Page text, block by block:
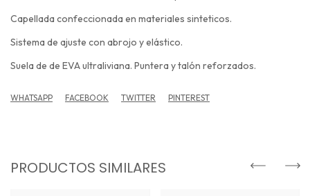
Capellada confeccionada en materiales sinteticos.
Sistema de ajuste con abrojo y elástico.
Suela de de EVA ultraliviana. Puntera y talón reforzados.
WHATSAPP FACEBOOK TWITTER PINTEREST
PRODUCTOS SIMILARES